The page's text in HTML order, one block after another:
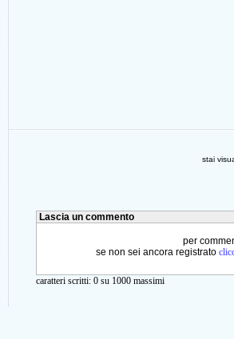
stai
Lascia un commento
per
se non sei ancora registrato
caratteri scritti: 0 su 1000 massimi